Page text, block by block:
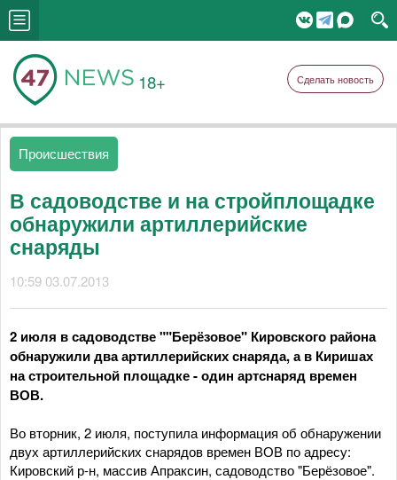
18+ Сделать новость
Происшествия
В садоводстве и на стройплощадке
обнаружили артиллерийские
снаряды
10:59 03.07.2013
2 июля в садоводстве ""Берёзовое" Кировского района
обнаружили два артиллерийских снаряда, а в Киришах
на строительной площадке - один артснаряд времен
ВОВ.
Во вторник, 2 июля, поступила информация об обнаружении
двух артиллерийских снарядов времен ВОВ по адресу:
Кировский р-н, массив Апраксин, садоводство "Берёзовое".